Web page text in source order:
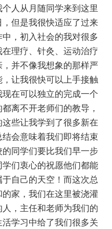
人从月随同学来到这里
但是我很快适应了过来
，初入社会的我对很多
理疗、针灸、运动治疗
并不像我想象的那样严
让我很快可以上手接触
在可以独立的完成一个
离不开老师们的教导，
些让我学到了很多新在
会意味着我们即将结束
同学们要比我们早一步
们衷心的祝愿他们都能
自己的天空！而这次总
家，我们在这里被浇灌
，主任和老师为我们的
学习中给了我们很多关